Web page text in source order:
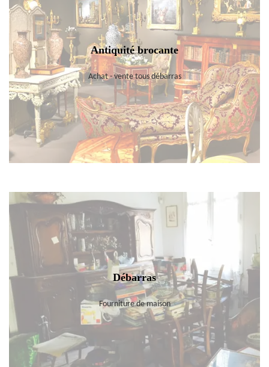
Antiquité brocante
Achat - vente tous débarras
Débarras
Fourniture de maison